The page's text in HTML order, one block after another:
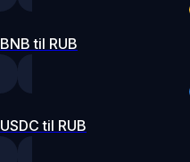
BNB til RUB
USDC til RUB